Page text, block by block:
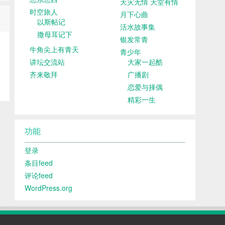
时空旅人
以斯帖记
撒母耳记下
牛角尖上有青天
讲坛交流站
齐来敬拜
月下心曲
活水故事集
银发常青
青少年
大家一起酷
广播剧
恋爱与择偶
精彩一生
功能
登录
条目feed
评论feed
WordPress.org